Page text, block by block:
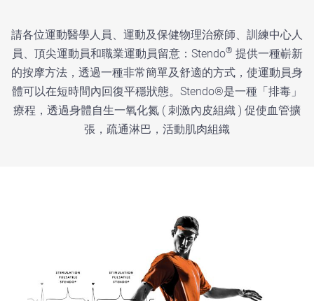
請各位運動醫學人員、運動及保健物理治療師、訓練中心人
員、頂尖運動員和職業運動員留意：Stendo® 提供一種嶄新
的按摩方法，透過一種非常簡單及舒適的方式，使運動員身
體可以在短時間內回復平穩狀態。Stendo®是一種「排毒」
療程，透過身體自生一氧化氮 ( 刺激內皮組織 ) 促使血管擴
張，疏通淋巴，活動肌肉組織